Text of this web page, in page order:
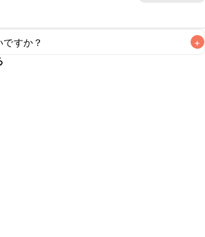
すか？ +
中が目安です。なるべくお早めにお召